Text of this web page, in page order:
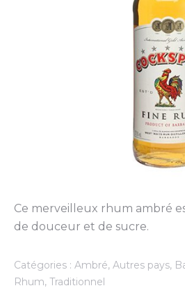
Ce merveilleux rhum ambré
de douceur et de sucre.
Catégories : Ambré, Autres pays,
Rhum, Traditionnel